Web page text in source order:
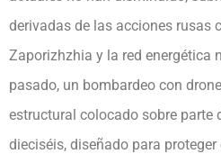
derivadas de las acciones rusas
Zaporizhzhia y la red energética
pasado, un bombardeo con
estructural colocado sobre parte
dieciséis, diseñado para